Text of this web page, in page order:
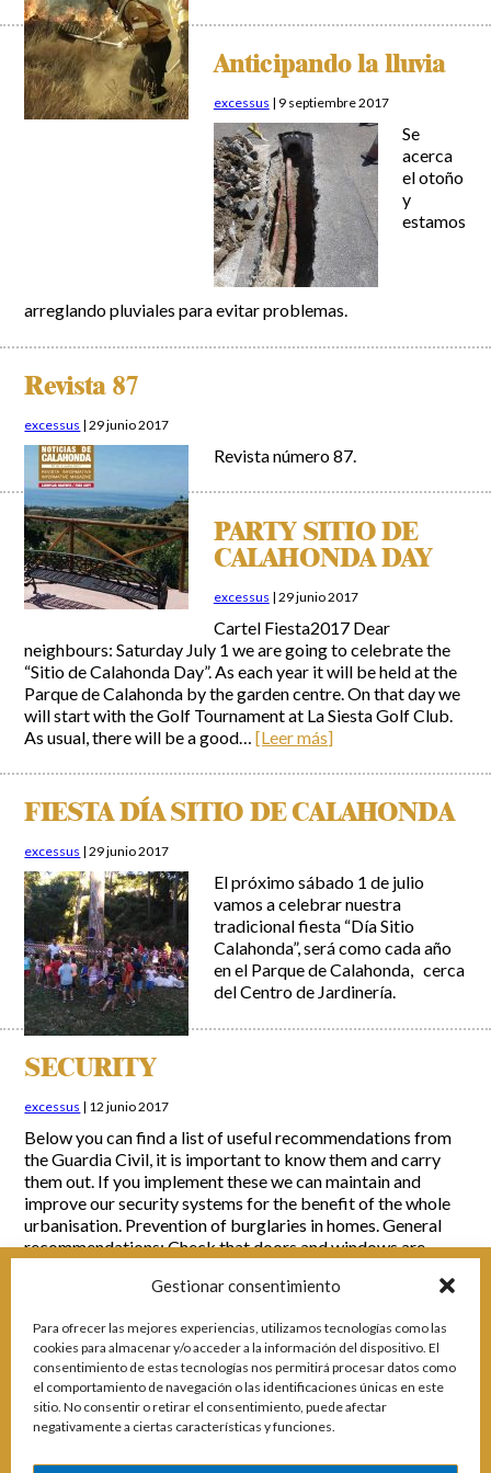
Gestionar consentimiento
Para ofrecer las mejores experiencias, utilizamos tecnologías como las
cookies para almacenar y/o acceder a la información del dispositivo. El
consentimiento de estas tecnologías nos permitirá procesar datos como
el comportamiento de navegación o las identificaciones únicas en este
sitio. No consentir o retirar el consentimiento, puede afectar
negativamente a ciertas características y funciones.
Anticipando la lluvia
excessus | 9 septiembre 2017
Se
acerca
el otoño
y
estamos
arreglando pluviales para evitar problemas.
Revista 87
excessus |29 junio 2017
Revista número 87.
PARTY SITIO DE
CALAHONDA DAY
excessus | 29 junio 2017
Cartel Fiesta2017 Dear
neighbours: Saturday July 1 we are going to celebrate the
“Sitio de Calahonda Day”. As each year it will be held at the
Parque de Calahonda by the garden centre. On that day we
will start with the Golf Tournament at La Siesta Golf Club.
As usual, there will be a good…[Leer más]
FIESTA DÍA SITIO DE CALAHONDA
excessus |29 junio 2017
El próximo sábado 1 de julio
vamos a celebrar nuestra
tradicional fiesta “Día Sitio
Calahonda”, será como cada año
en el Parque de Calahonda, cerca
del Centro de Jardinería.
SECURITY
excessus | 12 junio 2017
Below you can find a list of useful recommendations from
the Guardia Civil, it is important to know them and carry
them out. If you implement these we can maintain and
improve our security systems for the benefit of the whole
urbanisation. Prevention of burglaries in homes. General
recommendations: Check that doors and windows are…
Seguridad
excessus|12 junio 2017
Aquí pueden encontrar
relacionadas una serie de útiles